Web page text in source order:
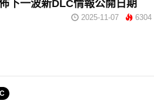
下一波新DLC情報公開日期
2025-11-07 6304